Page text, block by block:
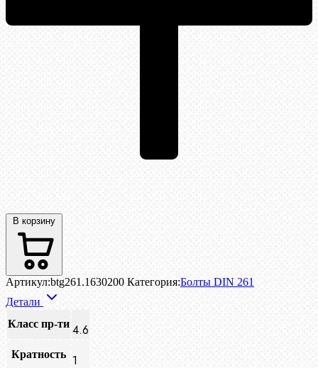
В корзину
Артикул:btg261.1630200 Категория:Болты DIN 261
Детали
Класс пр-ти 4.6
Кратность 1